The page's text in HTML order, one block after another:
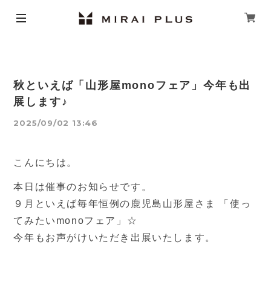
秋といえば「山形屋monoフェア」今年も出
展します♪
2025/09/02 13:46
こんにちは。
本日は催事のお知らせです。
９月といえば毎年恒例の鹿児島山形屋さま 「使っ
てみたいmonoフェア」☆
今年もお声がけいただき出展いたします。